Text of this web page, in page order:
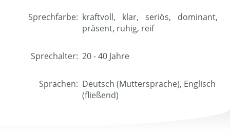
Sprechfarbe: kraftvoll, klar, seriös, dominant,
präsent, ruhig, reif
Sprechalter: 20 - 40 Jahre
Sprachen: Deutsch (Muttersprache), Englisch
(fließend)